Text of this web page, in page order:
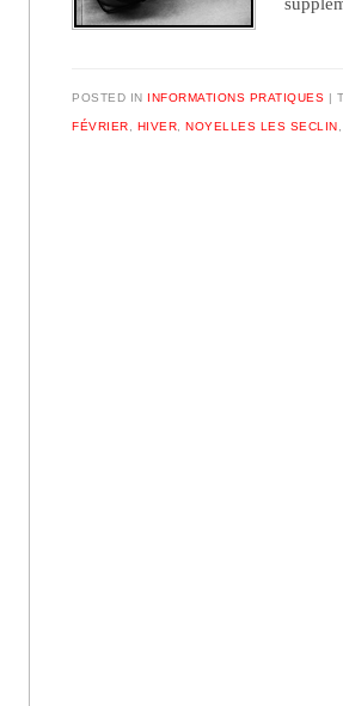
POSTED IN INFORMATIONS PRATIQUES
FÉVRIER HIVER ,NOYELLES LES SECLIN